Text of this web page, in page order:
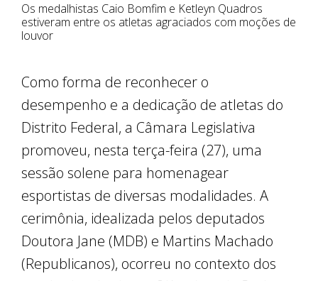
Os medalhistas Caio Bomfim e Ketleyn Quadros
estiveram entre os atletas agraciados com moções de
louvor
Como forma de reconhecer o
desempenho e a dedicação de atletas do
Distrito Federal, a Câmara Legislativa
promoveu, nesta terça-feira (27), uma
sessão solene para homenagear
esportistas de diversas modalidades. A
cerimônia, idealizada pelos deputados
Doutora Jane (MDB) e Martins Machado
(Republicanos), ocorreu no contexto dos